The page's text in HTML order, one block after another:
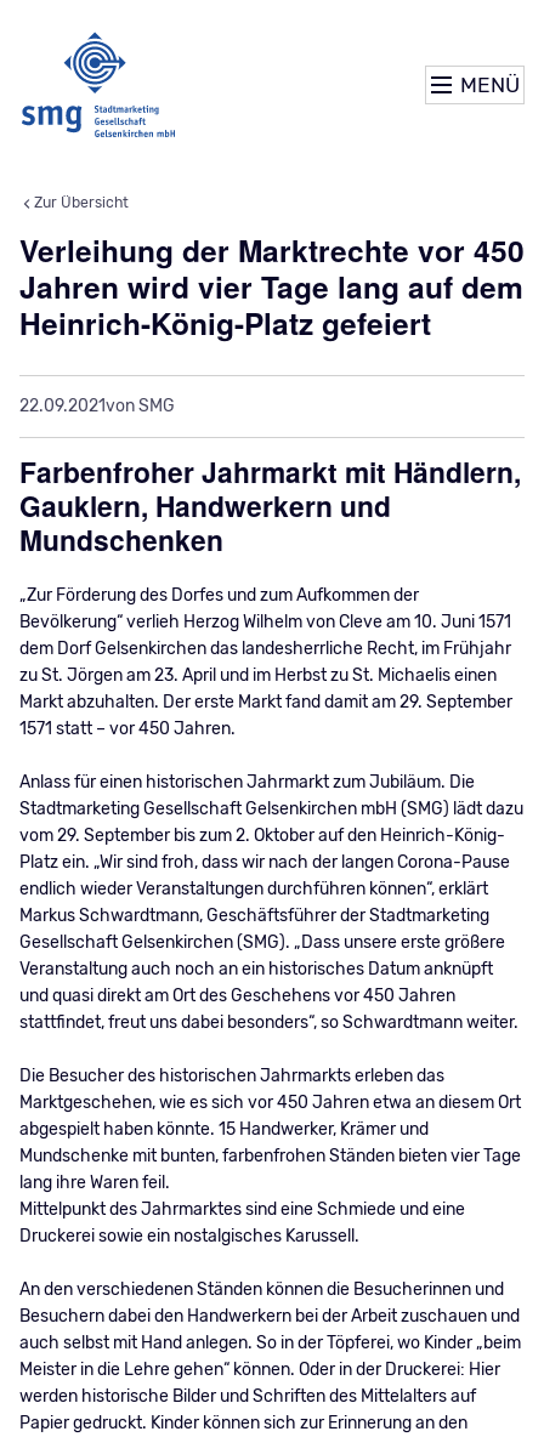
MENÜ
Verleihung der Marktrechte vor 450
Jahren wird vier Tage lang auf dem
Heinrich-König-Platz gefeiert
22.09.2021von SMG
Farbenfroher Jahrmarkt mit Händlern,
Gauklern, Handwerkern und
Mundschenken
„Zur Förderung des Dorfes und zum Aufkommen der
Bevölkerung“ verlieh Herzog Wilhelm von Cleve am 10. Juni 1571
dem Dorf Gelsenkirchen das landesherrliche Recht, im Frühjahr
zu St. Jörgen am 23. April und im Herbst zu St. Michaelis einen
Markt abzuhalten. Der erste Markt fand damit am 29. September
1571 statt – vor 450 Jahren.
Anlass für einen historischen Jahrmarkt zum Jubiläum. Die
Stadtmarketing Gesellschaft Gelsenkirchen mbH (SMG) lädt dazu
vom 29. September bis zum 2. Oktober auf den Heinrich-König-
Platz ein. „Wir sind froh, dass wir nach der langen Corona-Pause
endlich wieder Veranstaltungen durchführen können“, erklärt
Markus Schwardtmann, Geschäftsführer der Stadtmarketing
Gesellschaft Gelsenkirchen (SMG). „Dass unsere erste größere
Veranstaltung auch noch an ein historisches Datum anknüpft
und quasi direkt am Ort des Geschehens vor 450 Jahren
stattfindet, freut uns dabei besonders“, so Schwardtmann weiter.
Die Besucher des historischen Jahrmarkts erleben das
Marktgeschehen, wie es sich vor 450 Jahren etwa an diesem Ort
abgespielt haben könnte. 15 Handwerker, Krämer und
Mundschenke mit bunten, farbenfrohen Ständen bieten vier Tage
lang ihre Waren feil.
Mittelpunkt des Jahrmarktes sind eine Schmiede und eine
Druckerei sowie ein nostalgisches Karussell.
An den verschiedenen Ständen können die Besucherinnen und
Besuchern dabei den Handwerkern bei der Arbeit zuschauen und
auch selbst mit Hand anlegen. So in der Töpferei, wo Kinder „beim
Meister in die Lehre gehen“ können. Oder in der Druckerei: Hier
werden historische Bilder und Schriften des Mittelalters auf
Papier gedruckt. Kinder können sich zur Erinnerung an den
Zur Übersicht